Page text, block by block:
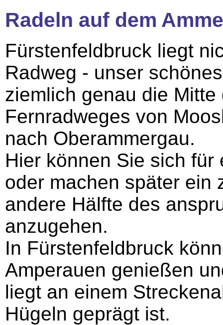
Radeln auf dem
Fürstenfeldbruck liegt
Radweg - unser
ziemlich genau die
Fernradweges von
nach Oberammergau.
Hier können Sie sich
oder machen später ein
andere Hälfte des
anzugehen.
In Fürstenfeldbruck
Amperauen genießen
liegt an einem
Hügeln geprägt ist.